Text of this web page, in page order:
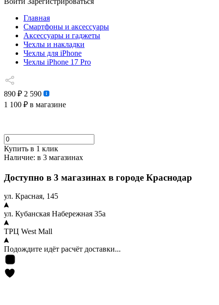
Главная
Смартфоны и аксессуары
Аксессуары и гаджеты
Чехлы и накладки
Чехлы для iPhone
Чехлы iPhone 17 Pro
890 ₽ 2 590
1 100 ₽ в магазине
Купить в 1 клик
Наличие: в 3 магазинах
Доступно в 3 магазинах в городе Краснодар
ул. Красная, 145
ул. Кубанская Набережная 35а
ТРЦ West Mall
Подождите идёт расчёт доставки...